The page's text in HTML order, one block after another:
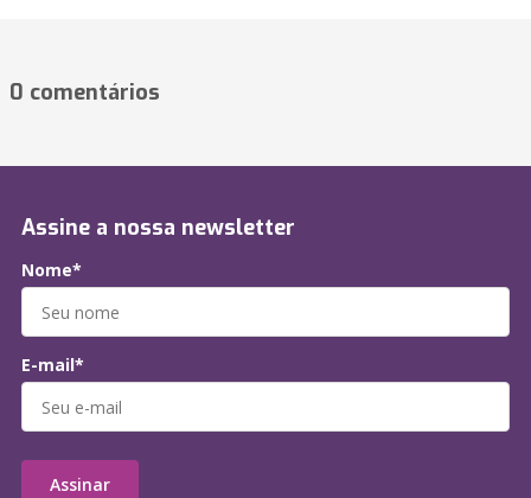
0 comentários
Assine a nossa newsletter
Nome*
E-mail*
Assinar